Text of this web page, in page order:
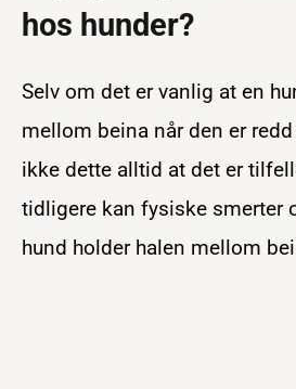
hos hunder?
Selv om det er vanlig at en
mellom beina når den er
ikke dette alltid at det er
tidligere kan fysiske smerter
hund holder halen mellom